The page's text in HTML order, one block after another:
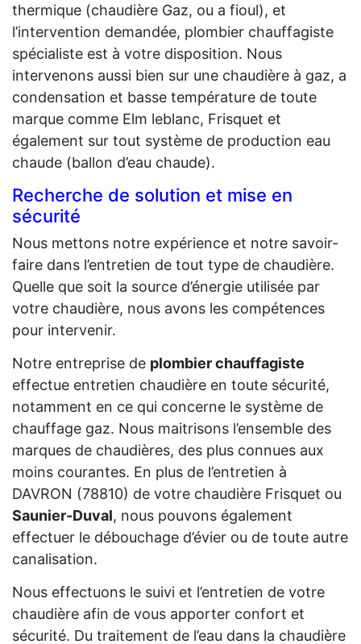
thermique (chaudière Gaz, ou a fioul), et
l’intervention demandée, plombier chauffagiste
spécialiste est à votre disposition. Nous
intervenons aussi bien sur une chaudière à gaz, a
condensation et basse température de toute
marque comme Elm leblanc, Frisquet et
également sur tout système de production eau
chaude (ballon d’eau chaude).
Recherche de solution et mise en
sécurité
Nous mettons notre expérience et notre savoir-
faire dans l’entretien de tout type de chaudière.
Quelle que soit la source d’énergie utilisée par
votre chaudière, nous avons les compétences
pour intervenir.
Notre entreprise de plombier chauffagiste
effectue entretien chaudière en toute sécurité,
notamment en ce qui concerne le système de
chauffage gaz. Nous maitrisons l’ensemble des
marques de chaudières, des plus connues aux
moins courantes. En plus de l’entretien à
DAVRON (78810) de votre chaudière Frisquet ou
Saunier-Duval, nous pouvons également
effectuer le débouchage d’évier ou de toute autre
canalisation.
Nous effectuons le suivi et l’entretien de votre
chaudière afin de vous apporter confort et
sécurité. Du traitement de l’eau dans la chaudière